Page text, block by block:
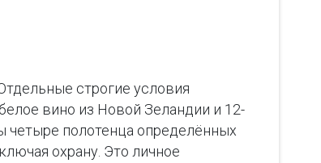
строгие условия
вино из Новой Зеландии и 12-
четыре полотенца определённых
охрану. Это личное